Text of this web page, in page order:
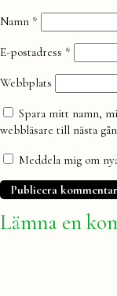
Namn *
E-postadress *
Webbplats
Spara mitt namn,
webbläsare till nästa
Meddela mig om
Lämna en